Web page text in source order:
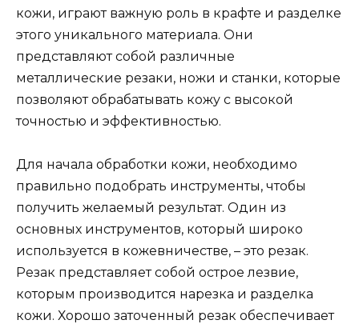
кожи, играют важную роль в крафте и разделке
этого уникального материала. Они
представляют собой различные
металлические резаки, ножи и станки, которые
позволяют обрабатывать кожу с высокой
точностью и эффективностью.
Для начала обработки кожи, необходимо
правильно подобрать инструменты, чтобы
получить желаемый результат. Один из
основных инструментов, который широко
используется в кожевничестве, – это резак.
Резак представляет собой острое лезвие,
которым производится нарезка и разделка
кожи. Хорошо заточенный резак обеспечивает